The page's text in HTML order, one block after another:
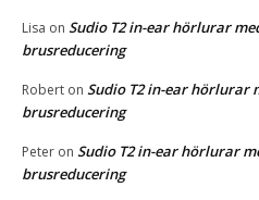
Lisa on Sudio T2 in-ear hörlurar
brusreducering
Robert on Sudio T2 in-ear hörlurar
brusreducering
Peter on Sudio T2 in-ear hörlurar
brusreducering